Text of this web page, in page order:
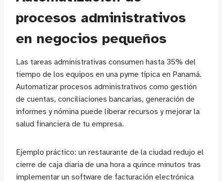
procesos administrativos
en negocios pequeños
Las tareas administrativas consumen hasta 35% del
tiempo de los equipos en una pyme típica en Panamá.
Automatizar procesos administrativos como gestión
de cuentas, conciliaciones bancarias, generación de
informes y nómina puede liberar recursos y mejorar la
salud financiera de tu empresa.
Ejemplo práctico: un restaurante de la ciudad redujo el
cierre de caja diaria de una hora a quince minutos tras
implementar un software de facturación electrónica